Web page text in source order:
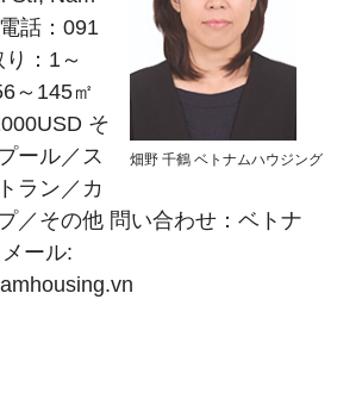
畑野 千鶴 ベトナムハウジング
話：091
：1～
～145㎡
そ
ール／ス
ラン／カ
／その他 問い合わせ：ベトナ
ール: